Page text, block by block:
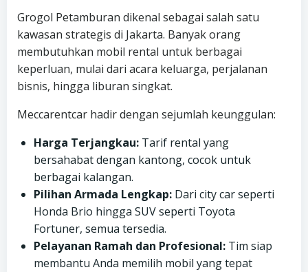
Grogol Petamburan dikenal sebagai salah satu
kawasan strategis di Jakarta. Banyak orang
membutuhkan mobil rental untuk berbagai
keperluan, mulai dari acara keluarga, perjalanan
bisnis, hingga liburan singkat.
Meccarentcar hadir dengan sejumlah keunggulan:
Harga Terjangkau: Tarif rental yang
bersahabat dengan kantong, cocok untuk
berbagai kalangan.
Pilihan Armada Lengkap: Dari city car seperti
Honda Brio hingga SUV seperti Toyota
Fortuner, semua tersedia.
Pelayanan Ramah dan Profesional: Tim siap
membantu Anda memilih mobil yang tepat